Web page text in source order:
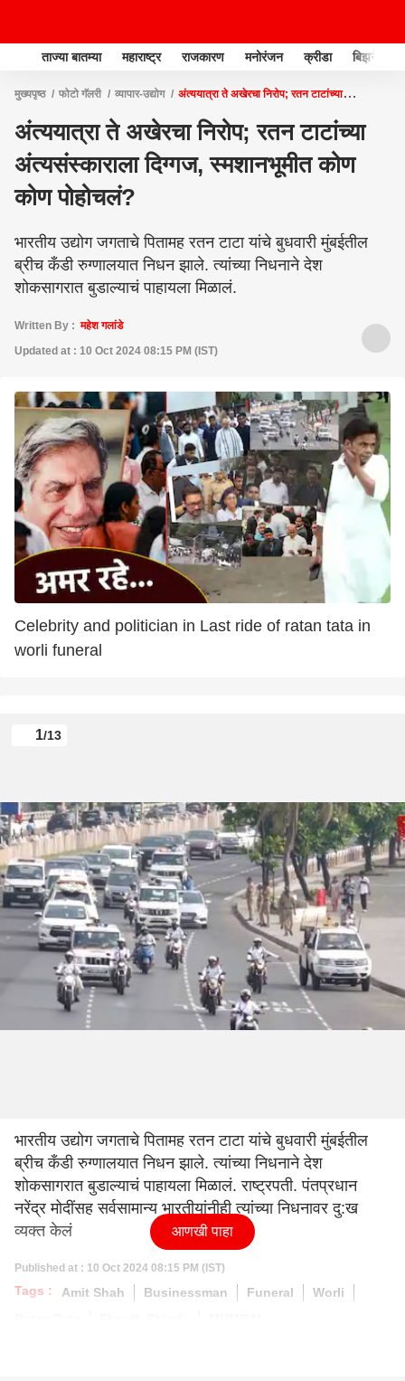
ताज्या बातम्या महाराष्ट्र राजकारण मनोरंजन क्रीडा बिझनेस
मुख्यपृष्ठ फोटो गॅलरी व्यापार-उद्योग
अंत्ययात्रा ते अखेरचा निरोप; रतन टाटांच्या
अंत्ययात्रा ते अखेरचा निरोप; रतन टाटांच्या
अंत्यसंस्काराला दिग्गज, स्मशानभूमीत कोण
कोण पोहोचलं?
भारतीय उद्योग जगताचे पितामह रतन टाटा यांचे बुधवारी मुंबईतील
ब्रीच कँडी रुग्णालयात निधन झाले. त्यांच्या निधनाने देश
शोकसागरात बुडाल्याचं पाहायला मिळालं.
Written By :महेश गलांडे
Updated at : 10 Oct 2024 08:15 PM (IST)
Celebrity and politician in Last ride of ratan tata in
worli funeral
1/13
भारतीय उद्योग जगताचे पितामह रतन टाटा यांचे बुधवारी मुंबईतील
ब्रीच कँडी रुग्णालयात निधन झाले. त्यांच्या निधनाने देश
शोकसागरात बुडाल्याचं पाहायला मिळालं. राष्ट्रपती. पंतप्रधान
नरेंद्र मोदींसह सर्वसामान्य भारतीयांनीही त्यांच्या निधनावर दु:ख
व्यक्त केलं
Published at : 10 Oct 2024 08:15 PM (IST)
Tags : Amit Shah Businessman Funeral
Worli
आणखी पाहा